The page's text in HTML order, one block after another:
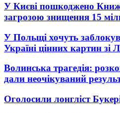
У Києві пошкоджено
загрозою знищення 15
У Польщі хочуть
Україні цінних картин зі
Волинська трагедія:
дали неочікуваний
Оголосили лонгліст